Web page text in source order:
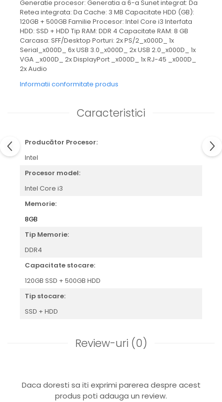
Generatie procesor: Generatia a 6-a Sunet integrat: Da
Retea integrata: Da Cache: 3 MB Capacitate HDD (GB):
120GB + 500GB Familie Procesor: Intel Core i3 Interfata
HDD: SSD + HDD Tip RAM: DDR 4 Capacitate RAM: 8 GB
Carcasa: SFF/Desktop Porturi: 2x PS/2_x000D_ 1x
Serial_x000D_ 6x USB 3.0_x000D_ 2x USB 2.0_x000D_ 1x
VGA _x000D_ 2x DisplayPort _x000D_ 1x RJ-45 _x000D_
2x Audio
Informatii conformitate produs
Caracteristici
Producător Procesor:
Intel
Procesor model:
Intel Core i3
Memorie:
8GB
Tip Memorie:
DDR4
Capacitate stocare:
120GB SSD + 500GB HDD
Tip stocare:
SSD + HDD
Review-uri (0)
Daca doresti sa iti exprimi parerea despre acest
produs poti adauga un review.